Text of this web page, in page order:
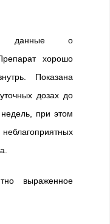
данные о
хорошо
Показана
дозах до
при этом
выраженное